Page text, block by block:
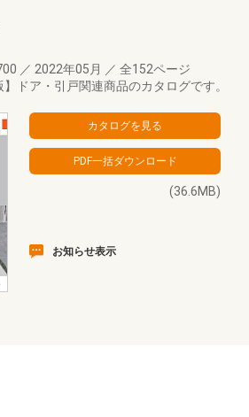
／ 2022年05月 ／ 全152ページ
】ドア・引戸関連商品のカタログです。
(36.6MB)
お知らせ表示